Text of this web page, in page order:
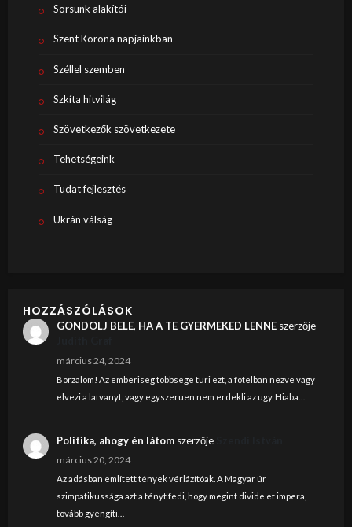
Sorsunk alakítói
Szent Korona napjainkban
Széllel szemben
Szkíta hitvilág
Szövetkezők szövetkezete
Tehetségeink
Tudat fejlesztés
Ukrán válság
HOZZÁSZÓLÁSOK
GONDOLJ BELE, HA A TE GYERMEKED LENNEszerzője
március 24, 2024
Borzalom! Az emberiseg tobbsege turi ezt, a fotelban nezve vagy
elvezi a latvanyt, vagy egyszeruen nem erdekli az ugy. Hiaba…
Politika, ahogy én látomszerzője
március 20, 2024
Az adásban említett tények vérlázítóak. A Magyar úr
szimpatikussága azt a tényt fedi, hogy megint divide et impera,
tovább gyengíti…